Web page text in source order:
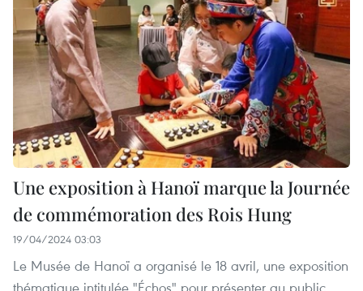
Une exposition à Hanoï marque la Journée
de commémoration des Rois Hung
19/04/2024 03:03
Le Musée de Hanoï a organisé le 18 avril, une exposition